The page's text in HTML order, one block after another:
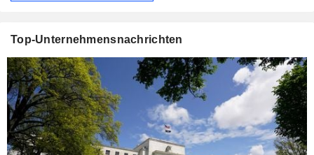
Top-Unternehmensnachrichten